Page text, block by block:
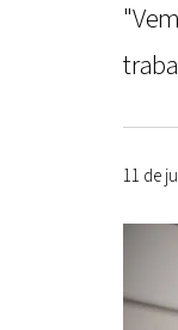
11 de